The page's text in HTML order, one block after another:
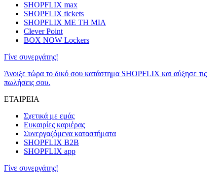
SHOPFLIX max
SHOPFLIX tickets
SHOPFLIX ΜΕ ΤΗ ΜΙΑ
Clever Point
BOX NOW Lockers
Γίνε συνεργάτης!
Άνοιξε τώρα το δικό σου κατάστημα SHOPFLIX και αύξησε τις
πωλήσεις σου.
ΕΤΑΙΡΕΙΑ
Σχετικά με εμάς
Ευκαιρίες καριέρας
Συνεργαζόμενα καταστήματα
SHOPFLIX B2B
SHOPFLIX app
Γίνε συνεργάτης!